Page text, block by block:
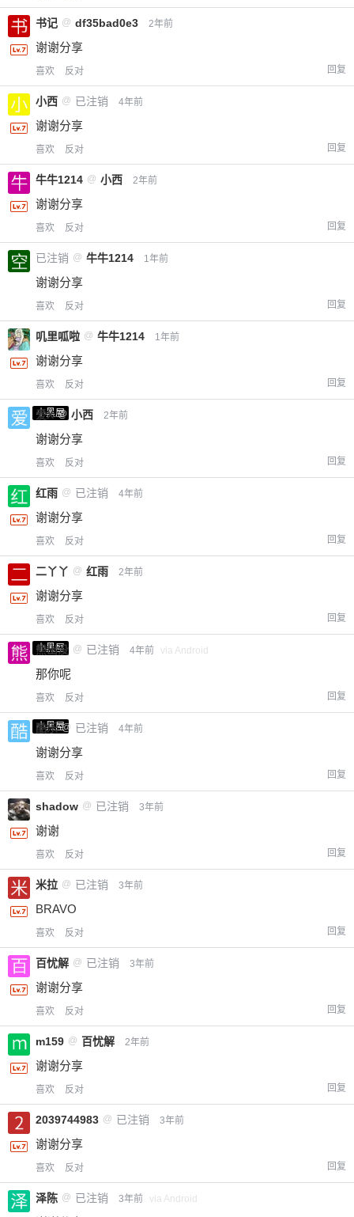
书记 @ df35bad0e3 2年前
谢谢分享
喜欢 反对 回复
小西 @ 已注销 4年前
谢谢分享
喜欢 反对 回复
牛牛1214 @ 小西 2年前
谢谢分享
喜欢 反对 回复
已注销 @ 牛牛1214 1年前
谢谢分享
喜欢 反对 回复
叽里呱啦 @ 牛牛1214 1年前
谢谢分享
喜欢 反对 回复
小黑屋
爱X @ 小西 2年前
谢谢分享
喜欢 反对 回复
红雨 @ 已注销 4年前
谢谢分享
喜欢 反对 回复
二丫丫 @ 红雨 2年前
谢谢分享
喜欢 反对 回复
小黑屋
熊出没 @ 已注销 4年前 via Android
那你呢
喜欢 反对 回复
小黑屋
酷乐 @ 已注销 4年前
谢谢分享
喜欢 反对 回复
shadow @ 已注销 3年前
谢谢
喜欢 反对 回复
米拉 @ 已注销 3年前
BRAVO
喜欢 反对 回复
百忧解 @ 已注销 3年前
谢谢分享
喜欢 反对 回复
m159 @ 百忧解 2年前
谢谢分享
喜欢 反对 回复
2039744983 @ 已注销 3年前
谢谢分享
喜欢 反对 回复
泽陈 @ 已注销 3年前 via Android
您没有权限发布内容，请购买会员或者提升权